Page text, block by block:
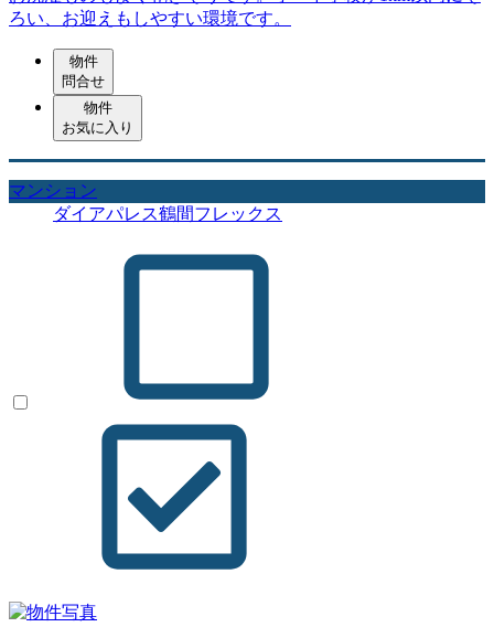
ろい、お迎えもしやすい環境です。
物件
問合せ
物件
お気に入り
マンション
ダイアパレス鶴間フレックス